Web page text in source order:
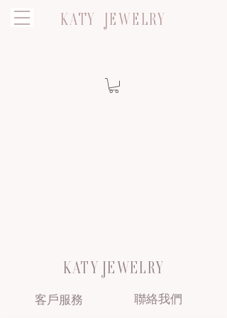
KATY JEWELRY
KATY JEWELRY
客戶服務 聯絡我們